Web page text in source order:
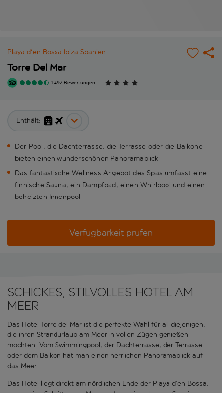
Playa d'en Bossa Ibiza Spanien
Torre Del Mar
1.492 Bewertungen
Enthält:
Der Pool, die Dachterrasse, die Terrasse oder die Balkone
bieten einen wunderschönen Panoramablick
Das fantastische Wellness-Angebot des Spas umfasst eine
finnische Sauna, ein Dampfbad, einen Whirlpool und einen
beheizten Innenpool
Verfügbarkeit prüfen
Schickes, stilvolles Hotel am
Meer
Das Hotel Torre del Mar ist die perfekte Wahl für all diejenigen,
die ihren Strandurlaub am Meer in vollen Zügen genießen
möchten. Vom Swimmingpool, der Dachterrasse, der Terrasse
oder dem Balkon hat man einen herrlichen Panoramablick auf
das Meer.
Das Hotel liegt direkt am nördlichen Ende der Playa d’en Bossa,